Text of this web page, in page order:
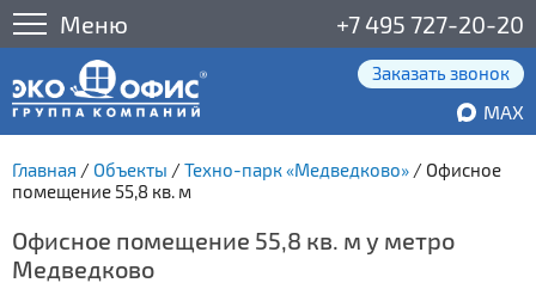
Меню +7 495 727-20-20
Заказать звонок
MAX
Главная / Объекты /Техно-парк «Медведково» / Офисное
помещение 55,8 кв. м
Офисное помещение 55,8 кв. м у метро
Медведково